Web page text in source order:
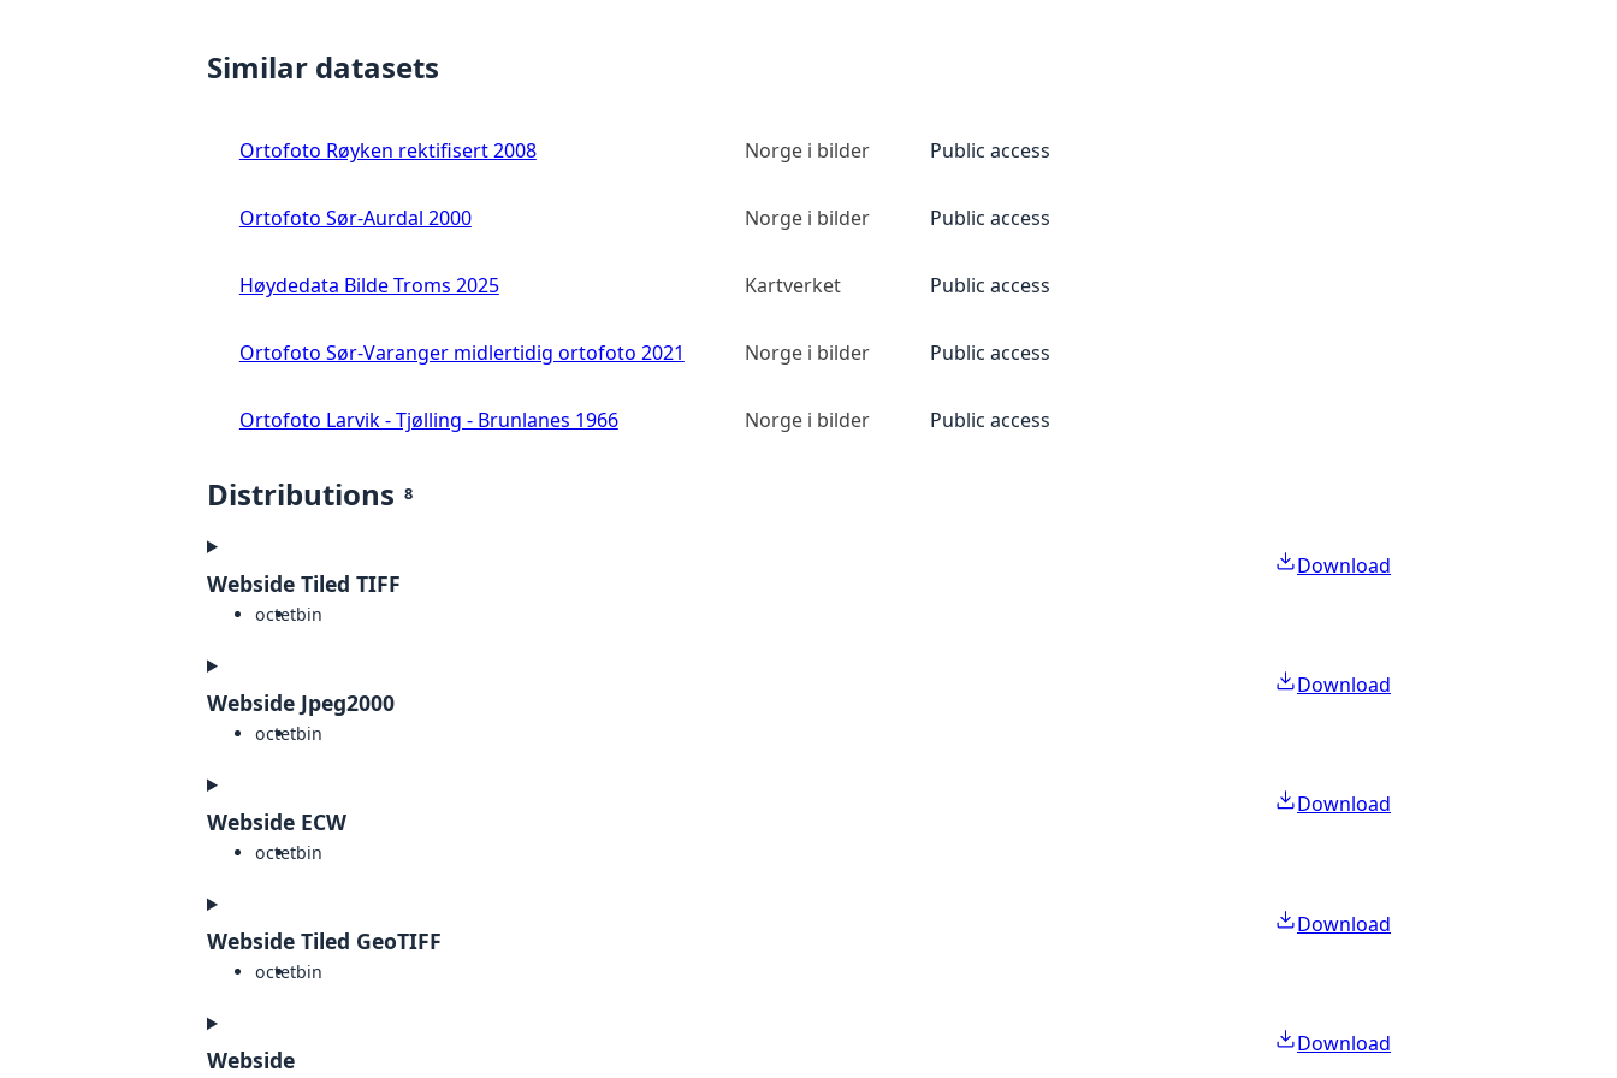
Similar datasets
Ortofoto Røyken rektifisert 2008 Norge i bilder Public access
Ortofoto Sør-Aurdal 2000 Norge i bilder Public access
Høydedata Bilde Troms 2025 Kartverket Public access
Ortofoto Sør-Varanger midlertidig ortofoto 2021 Norge i bilder Public access
Ortofoto Larvik - Tjølling - Brunlanes 1966 Norge i bilder Public access
Distributions 8
Webside Tiled TIFF
octetbin
Download
Webside Jpeg2000
octetbin
Download
Webside ECW
octetbin
Download
Webside Tiled GeoTIFF
octetbin
Download
Webside
Download